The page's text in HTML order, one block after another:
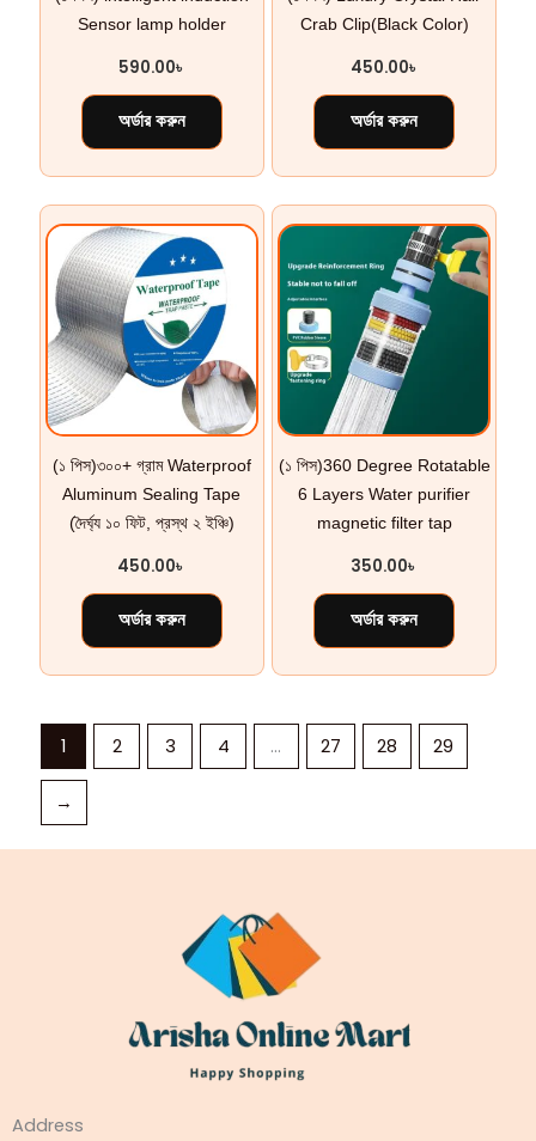
Sensor lamp holder
590.00৳
অর্ডার করুন
Crab Clip(Black Color)
450.00৳
অর্ডার করুন
(১ পিস)৩০০+ গ্রাম Waterproof
Aluminum Sealing Tape
(দৈর্ঘ্য ১০ ফিট, প্রস্থ ২ ইঞ্চি)
450.00৳
অর্ডার করুন
(১ পিস)360 Degree Rotatable
6 Layers Water purifier
magnetic filter tap
350.00৳
অর্ডার করুন
1 2 3 4 … 27 28 29
→
Address